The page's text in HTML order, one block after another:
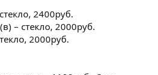
2400руб.
– стекло, 2000руб.
2000руб.